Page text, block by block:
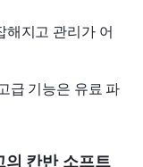
해지고 관리가 어
급 기능은 유료 파
칸반 소프트